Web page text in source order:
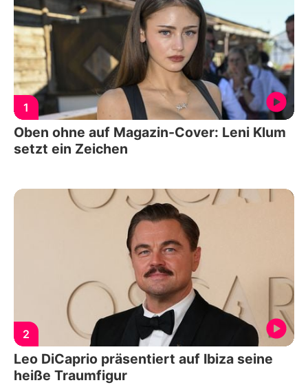
1
Oben ohne auf Magazin-Cover: Leni Klum
setzt ein Zeichen
2
Leo DiCaprio präsentiert auf Ibiza seine
heiße Traumfigur